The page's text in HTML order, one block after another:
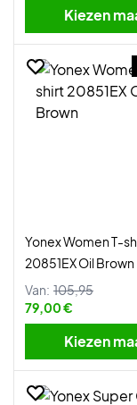
Kiezen
Yonex Women T-
20851EX Oil Brown
Van: 105,95
79,00 €
Kiezen